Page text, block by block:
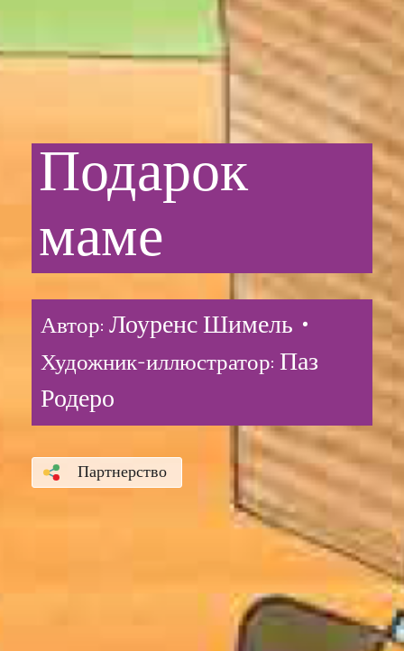
Подарок
маме
Автор: Лоуренс Шимель •
Художник-иллюстратор: Паз
Родеро
Партнерство